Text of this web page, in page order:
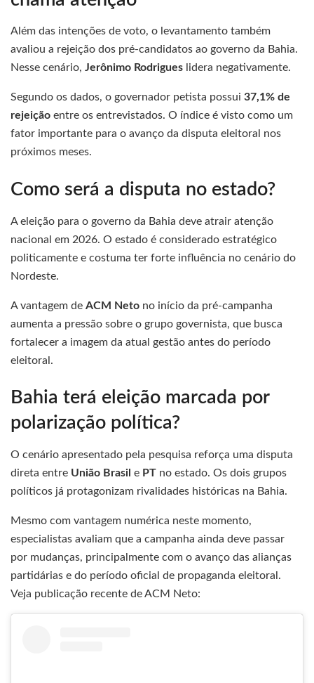
Além das intenções de voto, o levantamento também
avaliou a rejeição dos pré-candidatos ao governo da Bahia.
Nesse cenário, Jerônimo Rodrigues lidera negativamente.
Segundo os dados, o governador petista possui 37,1% de
rejeição entre os entrevistados. O índice é visto como um
fator importante para o avanço da disputa eleitoral nos
próximos meses.
Como será a disputa no estado?
A eleição para o governo da Bahia deve atrair atenção
nacional em 2026. O estado é considerado estratégico
politicamente e costuma ter forte influência no cenário do
Nordeste.
A vantagem de ACM Neto no início da pré-campanha
aumenta a pressão sobre o grupo governista, que busca
fortalecer a imagem da atual gestão antes do período
eleitoral.
Bahia terá eleição marcada por
polarização política?
O cenário apresentado pela pesquisa reforça uma disputa
direta entre União Brasil e PT no estado. Os dois grupos
políticos já protagonizam rivalidades históricas na Bahia.
Mesmo com vantagem numérica neste momento,
especialistas avaliam que a campanha ainda deve passar
por mudanças, principalmente com o avanço das alianças
partidárias e do período oficial de propaganda eleitoral.
Veja publicação recente de ACM Neto: